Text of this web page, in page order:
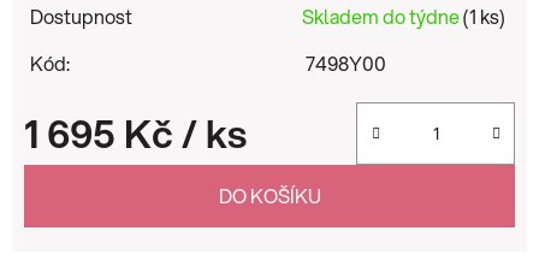
Dostupnost Skladem do týdne(1 ks)
Kód:
7498Y00
1 695 Kč/ ks
Měrná cena:
DO KOŠÍKU